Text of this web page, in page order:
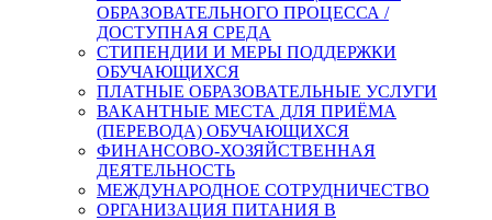
ОБРАЗОВАТЕЛЬНОГО ПРОЦЕССА /
ДОСТУПНАЯ СРЕДА
СТИПЕНДИИ И МЕРЫ ПОДДЕРЖКИ
ОБУЧАЮЩИХСЯ
ПЛАТНЫЕ ОБРАЗОВАТЕЛЬНЫЕ УСЛУГИ
ВАКАНТНЫЕ МЕСТА ДЛЯ ПРИЁМА
(ПЕРЕВОДА) ОБУЧАЮЩИХСЯ
ФИНАНСОВО-ХОЗЯЙСТВЕННАЯ
ДЕЯТЕЛЬНОСТЬ
МЕЖДУНАРОДНОЕ СОТРУДНИЧЕСТВО
ОРГАНИЗАЦИЯ ПИТАНИЯ В